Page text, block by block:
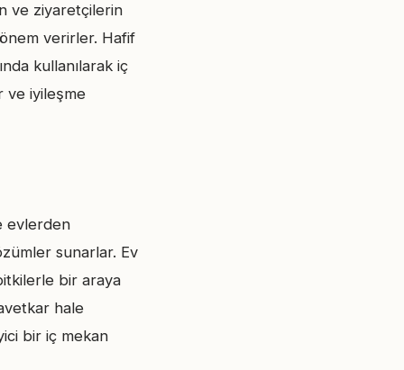
ve ziyaretçilerin
verirler. Hafif
kullanılarak iç
ve iyileşme
evlerden
sunarlar. Ev
bir araya
hale
bir iç mekan